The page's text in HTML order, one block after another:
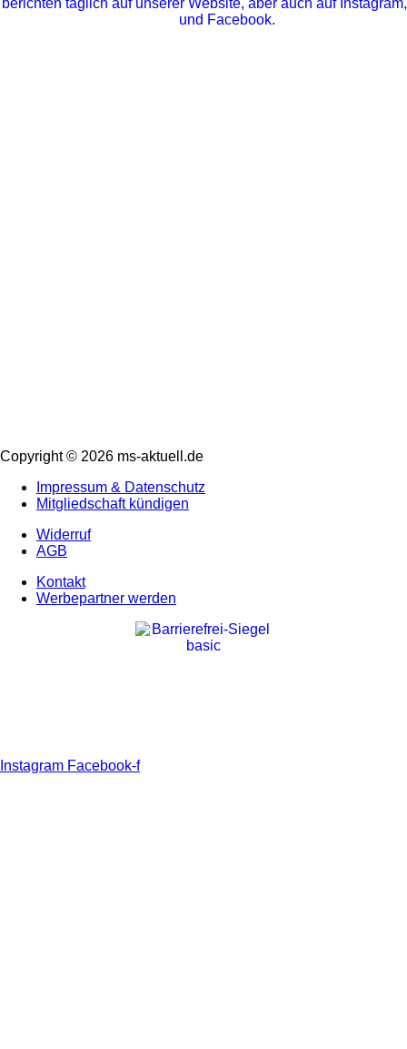
Copyright © 2026 ms-aktuell.de
Impressum & Datenschutz
Mitgliedschaft kündigen
Widerruf
AGB
Kontakt
Werbepartner werden
Instagram Facebook-f